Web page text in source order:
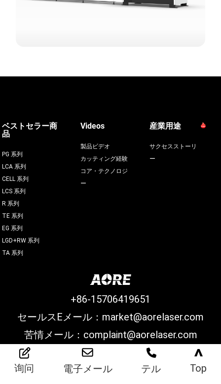
询问 電子メール テル
>
Top
ベストセラー商
品
PG 系列
LCA 系列
CELL 系列
LCS 系列
R 系列
TE 系列
EG 系列
LGD+RW 系列
TA 系列
Videos
製品ビデオ
カッティング経験
コア・テクノロジ
ー
産業用途
サクセスストーリ
ー
+86-15706419651
セールスEメール：market@aorelaser.com
苦情メール：complaint@aorelaser.com